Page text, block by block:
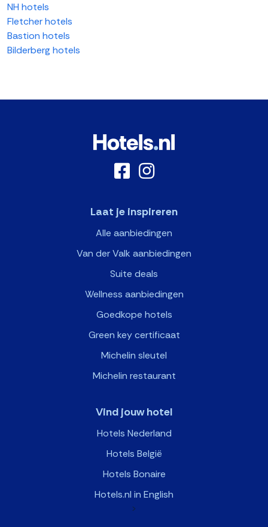
NH hotels
Fletcher hotels
Bastion hotels
Bilderberg hotels
Laat je inspireren
Alle aanbiedingen
Van der Valk aanbiedingen
Suite deals
Wellness aanbiedingen
Goedkope hotels
Green key certificaat
Michelin sleutel
Michelin restaurant
Vind jouw hotel
Hotels Nederland
Hotels België
Hotels Bonaire
Hotels.nl in English
>